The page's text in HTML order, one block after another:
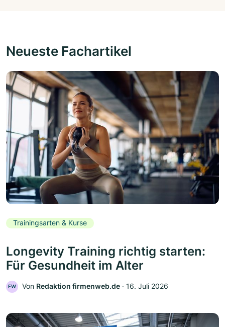
Neueste Fachartikel
Trainingsarten & Kurse
Longevity Training richtig starten:
Für Gesundheit im Alter
FW Von Redaktion firmenweb.de ‧ 16. Juli 2026